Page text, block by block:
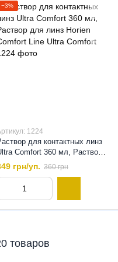
−3%
1224
для контактных линз
Comfort 360 мл, Раствор
линз Horien Comfort Line
Ultra Comfort, 360 мл
грн/уп. 360 грн
товаров